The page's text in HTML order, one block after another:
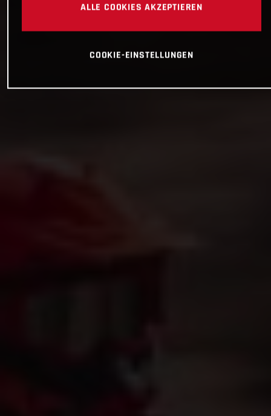
ALLE COOKIES AKZEPTIEREN
COOKIE-EINSTELLUNGEN